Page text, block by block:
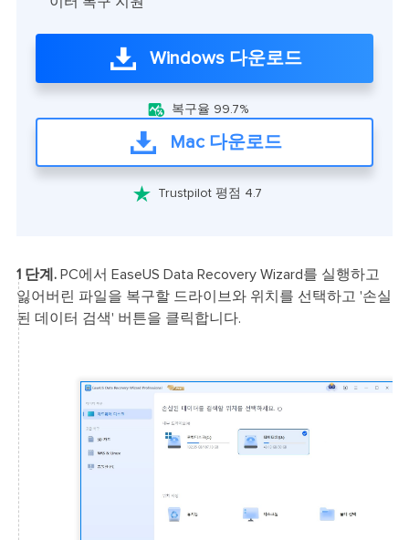
Windows 다운로드
 복구율 99.7%
Mac 다운로드
 Trustpilot 평점 4.7
1 단계. PC에서 EaseUS Data Recovery Wizard를 실행하고
잃어버린 파일을 복구할 드라이브와 위치를 선택하고 '손실
된 데이터 검색' 버튼을 클릭합니다.